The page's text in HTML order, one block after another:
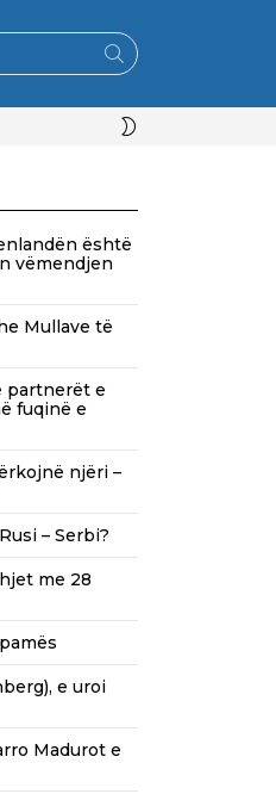
është
vëmendjen
Mullave të
partnerët e
fuqinë e
njëri –
– Serbi?
me 28
e uroi
Madurot e